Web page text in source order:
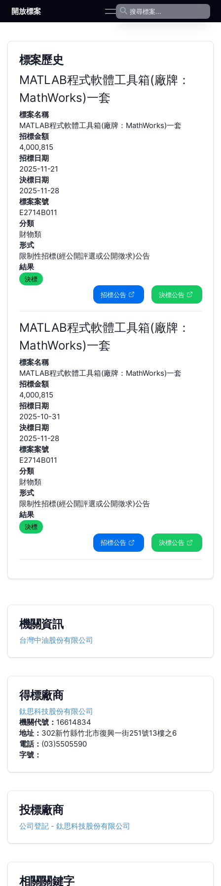
開放標案 open navigation menu
標案歷史
MATLAB程式軟體工具箱(廠牌：
MathWorks)一套
標案名稱
MATLAB程式軟體工具箱(廠牌：MathWorks)一套
招標金額
4,000,815
招標日期
2025-11-21
決標日期
2025-11-28
標案案號
E2714B011
分類
財物類
形式
限制性招標(經公開評選或公開徵求)公告
結果
決標
招標公告
決標公告
MATLAB程式軟體工具箱(廠牌：
MathWorks)一套
標案名稱
MATLAB程式軟體工具箱(廠牌：MathWorks)一套
招標金額
4,000,815
招標日期
2025-10-31
決標日期
2025-11-28
標案案號
E2714B011
分類
財物類
形式
限制性招標(經公開評選或公開徵求)公告
結果
決標
招標公告
決標公告
機關資訊
台灣中油股份有限公司
得標廠商
鈦思科技股份有限公司
機關代號： 16614834
地址： 302新竹縣竹北市復興一街251號13樓之6
電話： (03)5505590
字號：
投標廠商
公司登記- 鈦思科技股份有限公司
相關關鍵字